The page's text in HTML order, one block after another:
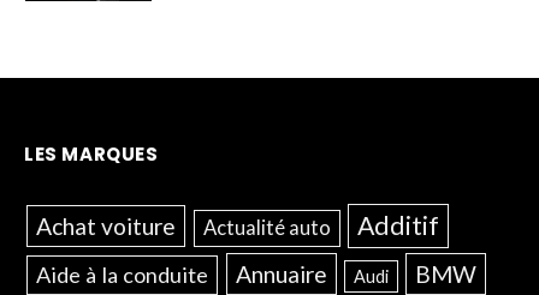
LES MARQUES
Achat voiture Actualité auto Additif
Aide à la conduite Annuaire Audi BMW